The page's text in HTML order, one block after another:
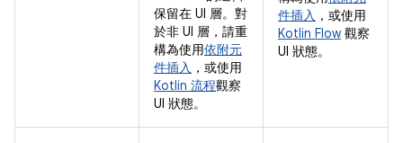
保留在 UI 層。對
於非 UI 層，請重
構為使用依附元
件插入 ，或使用
Kotlin 流程觀察
UI 狀態。
件插入 ，或使用
Kotlin Flow 觀察
UI 狀態。